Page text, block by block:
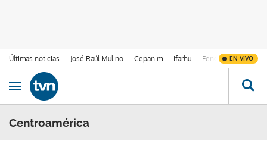
Últimas noticias José Raúl Mulino Cepanim Ifarhu Fenómeno de El
EN VIVO
Ir al contenido
Obrir navegació
Centroamérica